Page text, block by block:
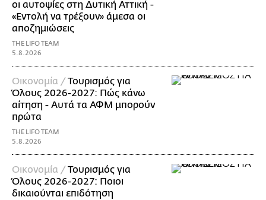
οι αυτοψίες στη Δυτική Αττική -
«Εντολή να τρέξουν» άμεσα οι
αποζημιώσεις
THE LIFO TEAM
5.8.2026
Οικονομία /Τουρισμός για
Όλους 2026-2027: Πώς κάνω
αίτηση - Αυτά τα ΑΦΜ μπορούν
πρώτα
THE LIFO TEAM
5.8.2026
Οικονομία /Τουρισμός για
Όλους 2026-2027: Ποιοι
δικαιούνται επιδότηση